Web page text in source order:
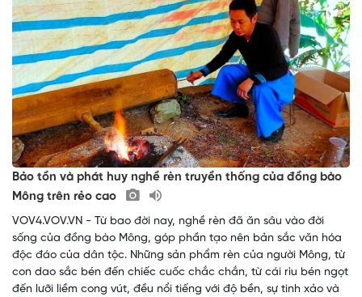
Bảo tồn và phát huy nghề rèn truyền thống của đồng bào
Mông trên rẻo cao
VOV4.VOV.VN - Từ bao đời nay, nghề rèn đã ăn sâu vào đời
sống của đồng bào Mông, góp phần tạo nên bản sắc văn hóa
độc đáo của dân tộc. Những sản phẩm rèn của người Mông, từ
con dao sắc bén đến chiếc cuốc chắc chắn, từ cái rìu bén ngọt
đến lưỡi liềm cong vút, đều nổi tiếng với độ bền, sự tinh xảo và